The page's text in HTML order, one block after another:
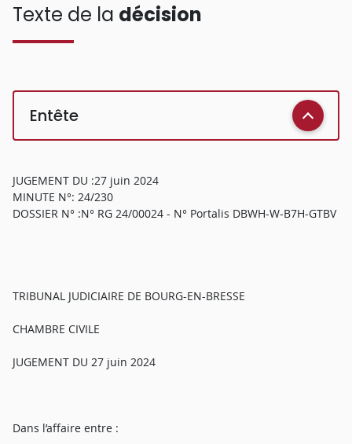
Texte de la décision
Entête
JUGEMENT DU :27 juin 2024
MINUTE N°: 24/230
DOSSIER N° :N° RG 24/00024 - N° Portalis DBWH-W-B7H-GTBV
TRIBUNAL JUDICIAIRE DE BOURG-EN-BRESSE
CHAMBRE CIVILE
JUGEMENT DU 27 juin 2024
Dans l’affaire entre :